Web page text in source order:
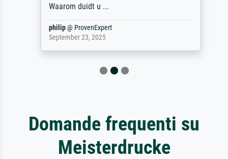
Waarom duidt u ...
philip @ProvenExpert
September 23, 2025
Domande frequenti su
Meisterdrucke